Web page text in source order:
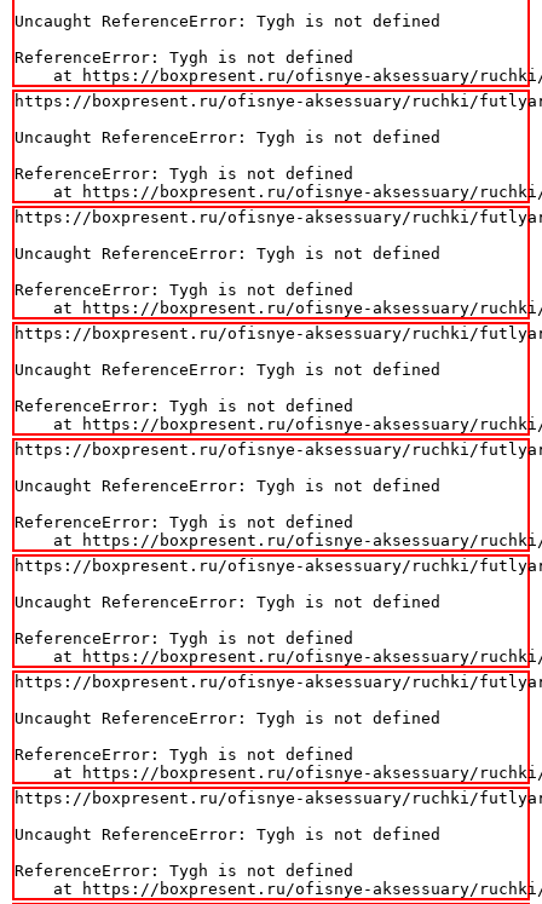
Uncaught ReferenceError: Tygh is not defined
ReferenceError: Tygh is not defined
at https://boxpresent.ru/ofisnye-aksessuary/
https://boxpresent.ru/ofisnye-aksessuary/ruchki/
Uncaught ReferenceError: Tygh is not defined
ReferenceError: Tygh is not defined
at https://boxpresent.ru/ofisnye-aksessuary/
https://boxpresent.ru/ofisnye-aksessuary/ruchki/
Uncaught ReferenceError: Tygh is not defined
ReferenceError: Tygh is not defined
at https://boxpresent.ru/ofisnye-aksessuary/
https://boxpresent.ru/ofisnye-aksessuary/ruchki/
Uncaught ReferenceError: Tygh is not defined
ReferenceError: Tygh is not defined
at https://boxpresent.ru/ofisnye-aksessuary/
https://boxpresent.ru/ofisnye-aksessuary/ruchki/
Uncaught ReferenceError: Tygh is not defined
ReferenceError: Tygh is not defined
at https://boxpresent.ru/ofisnye-aksessuary/
https://boxpresent.ru/ofisnye-aksessuary/ruchki/
Uncaught ReferenceError: Tygh is not defined
ReferenceError: Tygh is not defined
at https://boxpresent.ru/ofisnye-aksessuary/
https://boxpresent.ru/ofisnye-aksessuary/ruchki/
Uncaught ReferenceError: Tygh is not defined
ReferenceError: Tygh is not defined
at https://boxpresent.ru/ofisnye-aksessuary/
https://boxpresent.ru/ofisnye-aksessuary/ruchki/
Uncaught ReferenceError: Tygh is not defined
ReferenceError: Tygh is not defined
at https://boxpresent.ru/ofisnye-aksessuary/